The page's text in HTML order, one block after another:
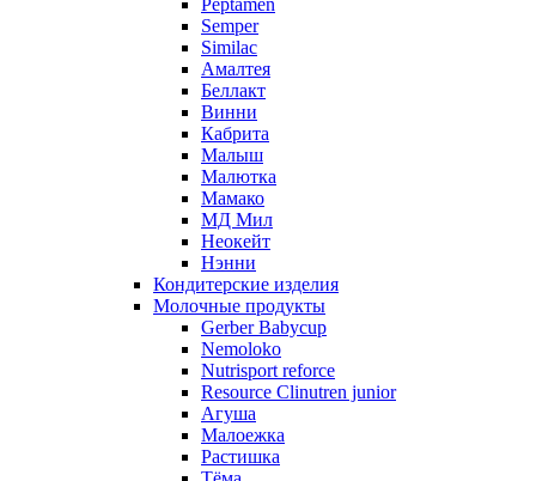
Peptamen
Semper
Similac
Амалтея
Беллакт
Винни
Кабрита
Малыш
Малютка
Мамако
МД Мил
Неокейт
Нэнни
Кондитерские изделия
Молочные продукты
Gerber Babycup
Nemoloko
Nutrisport reforce
Resource Clinutren junior
Агуша
Малоежка
Растишка